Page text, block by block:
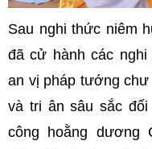
Sau nghi thức niêm
đã cử hành các nghi
an vị pháp tướng
và tri ân sâu sắc
công hoằng dương